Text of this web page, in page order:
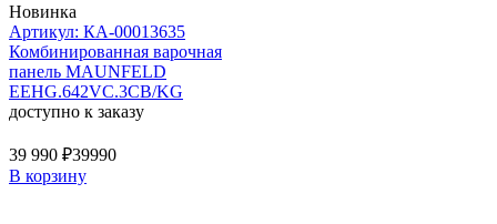
Новинка
Артикул: КА-00013635
Комбинированная варочная
панель MAUNFELD
EEHG.642VC.3CB/KG
доступно к заказу
39 990 ₽39990
В корзину